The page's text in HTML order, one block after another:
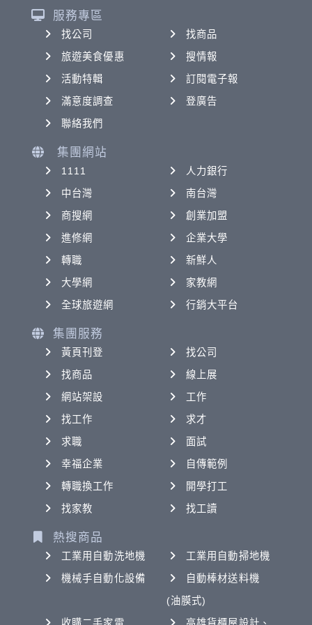
服務專區
找公司
找商品
旅遊美食優惠
搜情報
活動特輯
訂閱電子報
滿意度調查
登廣告
聯絡我們
集團網站
1111
人力銀行
中台灣
南台灣
商搜網
創業加盟
進修網
企業大學
轉職
新鮮人
大學網
家教網
全球旅遊網
行銷大平台
集團服務
黃頁刊登
找公司
找商品
線上展
網站架設
工作
找工作
求才
求職
面試
幸福企業
自傳範例
轉職換工作
開學打工
找家教
找工讀
熱搜商品
工業用自動洗地機
工業用自動掃地機
機械手自動化設備
自動棒材送料機
(油膜式)